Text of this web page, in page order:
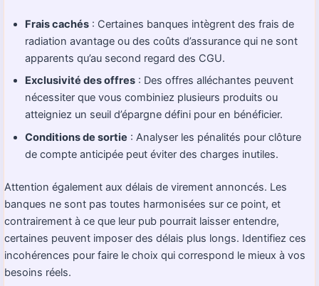
Frais cachés : Certaines banques intègrent des frais de
radiation avantage ou des coûts d’assurance qui ne sont
apparents qu’au second regard des CGU.
Exclusivité des offres : Des offres alléchantes peuvent
nécessiter que vous combiniez plusieurs produits ou
atteigniez un seuil d’épargne défini pour en bénéficier.
Conditions de sortie : Analyser les pénalités pour clôture
de compte anticipée peut éviter des charges inutiles.
Attention également aux délais de virement annoncés. Les
banques ne sont pas toutes harmonisées sur ce point, et
contrairement à ce que leur pub pourrait laisser entendre,
certaines peuvent imposer des délais plus longs. Identifiez ces
incohérences pour faire le choix qui correspond le mieux à vos
besoins réels.